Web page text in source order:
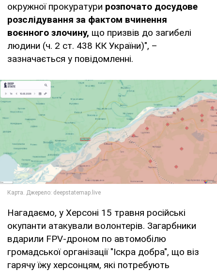
окружної прокуратури розпочато досудове
розслідування за фактом вчинення
воєнного злочину, що призвів до загибелі
людини (ч. 2 ст. 438 КК України)", –
зазначається у повідомленні.
Нагадаємо, у Херсоні 15 травня російські
окупанти атакували волонтерів. Загарбники
вдарили FPV-дроном по автомобілю
громадської організації "Іскра добра", що віз
гарячу їжу херсонцям, які потребують